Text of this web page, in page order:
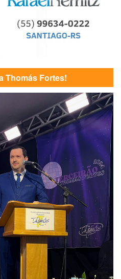
Thomás Fortes!